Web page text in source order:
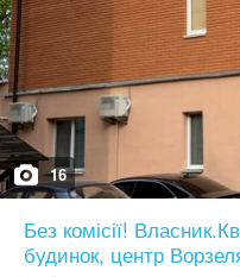
16
Без комісії!
будинок, центр